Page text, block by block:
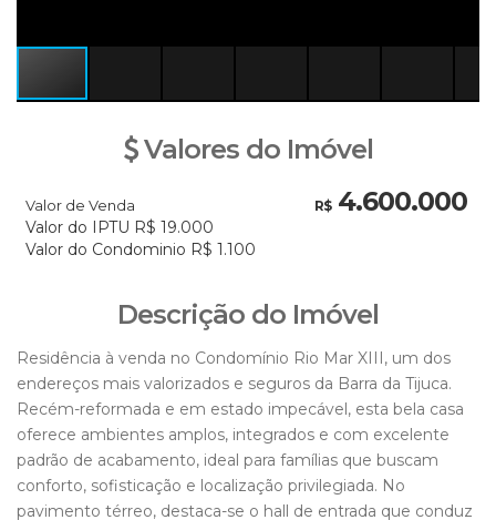
Valores do Imóvel
R$4.600.000
Valor de Venda
Valor do IPTU R$ 19.000
Valor do Condominio R$ 1.100
Descrição do Imóvel
Residência à venda no Condomínio Rio Mar XIII, um dos
endereços mais valorizados e seguros da Barra da Tijuca.
Recém-reformada e em estado impecável, esta bela casa
oferece ambientes amplos, integrados e com excelente
padrão de acabamento, ideal para famílias que buscam
conforto, sofisticação e localização privilegiada. No
pavimento térreo, destaca-se o hall de entrada que conduz